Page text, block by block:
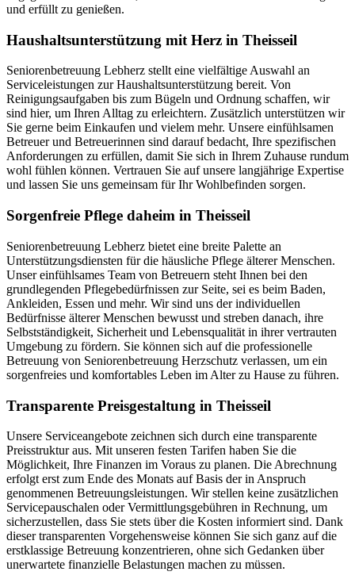
und erfüllt zu genießen.
Haushalts­unterstützung mit Herz in Theisseil
Seniorenbetreuung Lebherz stellt eine vielfältige Auswahl an
Serviceleistungen zur Haushaltsunterstützung bereit. Von
Reinigungsaufgaben bis zum Bügeln und Ordnung schaffen, wir
sind hier, um Ihren Alltag zu erleichtern. Zusätzlich unterstützen wir
Sie gerne beim Einkaufen und vielem mehr. Unsere einfühlsamen
Betreuer und Betreuerinnen sind darauf bedacht, Ihre spezifischen
Anforderungen zu erfüllen, damit Sie sich in Ihrem Zuhause rundum
wohl fühlen können. Vertrauen Sie auf unsere langjährige Expertise
und lassen Sie uns gemeinsam für Ihr Wohlbefinden sorgen.
Sorgenfreie Pflege daheim in Theisseil
Seniorenbetreuung Lebherz bietet eine breite Palette an
Unterstützungsdiensten für die häusliche Pflege älterer Menschen.
Unser einfühlsames Team von Betreuern steht Ihnen bei den
grundlegenden Pflegebedürfnissen zur Seite, sei es beim Baden,
Ankleiden, Essen und mehr. Wir sind uns der individuellen
Bedürfnisse älterer Menschen bewusst und streben danach, ihre
Selbstständigkeit, Sicherheit und Lebensqualität in ihrer vertrauten
Umgebung zu fördern. Sie können sich auf die professionelle
Betreuung von Seniorenbetreuung Herzschutz verlassen, um ein
sorgenfreies und komfortables Leben im Alter zu Hause zu führen.
Transparente Preisgestaltung in Theisseil
Unsere Serviceangebote zeichnen sich durch eine transparente
Preisstruktur aus. Mit unseren festen Tarifen haben Sie die
Möglichkeit, Ihre Finanzen im Voraus zu planen. Die Abrechnung
erfolgt erst zum Ende des Monats auf Basis der in Anspruch
genommenen Betreuungsleistungen. Wir stellen keine zusätzlichen
Servicepauschalen oder Vermittlungsgebühren in Rechnung, um
sicherzustellen, dass Sie stets über die Kosten informiert sind. Dank
dieser transparenten Vorgehensweise können Sie sich ganz auf die
erstklassige Betreuung konzentrieren, ohne sich Gedanken über
unerwartete finanzielle Belastungen machen zu müssen.